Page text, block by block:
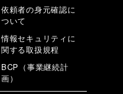
依頼者の身元確認に
ついて
情報セキュリティに
関する取扱規程
BCP（事業継続計
画）